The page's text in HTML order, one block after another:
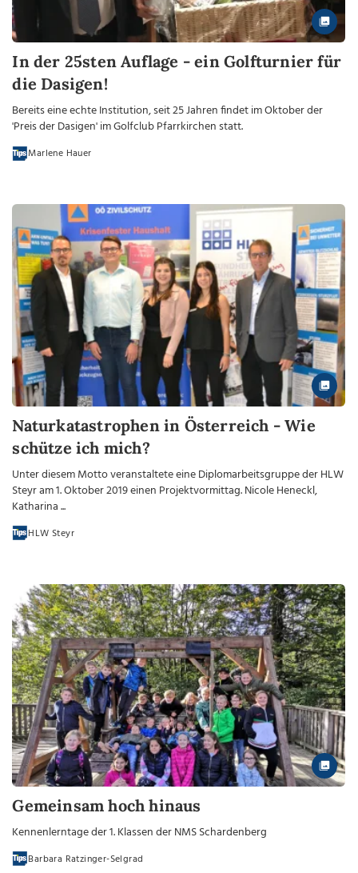
In der 25sten Auflage - ein Golfturnier für
die Dasigen!
Bereits eine echte Institution, seit 25 Jahren findet im Oktober der
'Preis der Dasigen' im Golfclub Pfarrkirchen statt.
Marlene Hauer
Naturkatastrophen in Österreich - Wie
schütze ich mich?
Unter diesem Motto veranstaltete eine Diplomarbeitsgruppe der HLW
Steyr am 1. Oktober 2019 einen Projektvormittag. Nicole Heneckl,
Katharina ...
HLW Steyr
Gemeinsam hoch hinaus
Kennenlerntage der 1. Klassen der NMS Schardenberg
Barbara Ratzinger-Selgrad